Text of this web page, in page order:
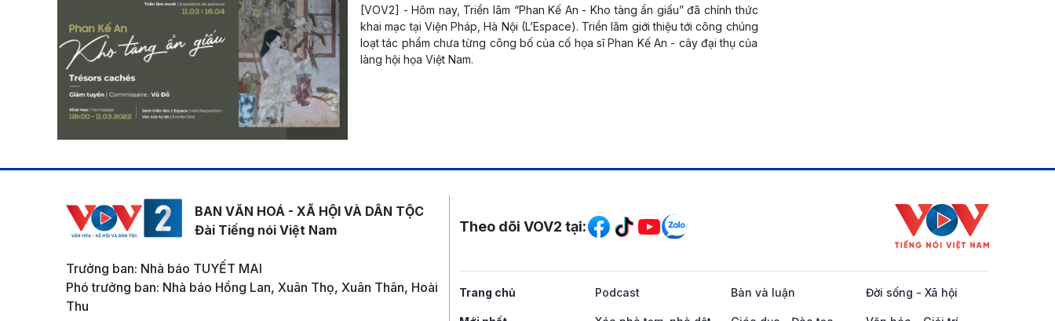
[VOV2] - Hôm nay, Triển lãm “Phan Kế An - Kho tàng ẩn giấu” đã chính thức
khai mạc tại Viện Pháp, Hà Nội (L’Espace). Triển lãm giới thiệu tới công chúng
loạt tác phẩm chưa từng công bố của cố họa sĩ Phan Kế An - cây đại thụ của
làng hội họa Việt Nam.
BAN VĂN HOÁ - XÃ HỘI VÀ DÂN TỘC
Đài Tiếng nói Việt Nam
Trưởng ban: Nhà báo TUYẾT MAI
Phó trưởng ban: Nhà báo Hồng Lan, Xuân Thọ, Xuân Thân, Hoài
Thu
Mạng xã hội
Theo dõi VOV2 tại:
Trang chủ Podcast Bàn và luận Đời sống - Xã hội